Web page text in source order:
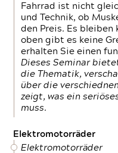
Fahrrad ist nicht
und Technik, ob
den Preis. Es bleiben
oben gibt es keine
erhalten Sie einen
Dieses Seminar
die Thematik,
über die
zeigt, was ein
muss.
Elektromotorräder
Elektromotorräder